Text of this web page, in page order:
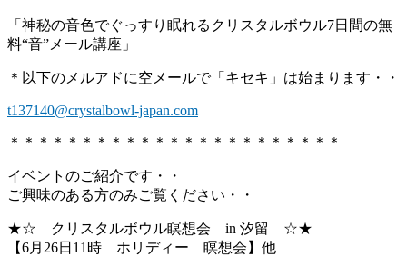
「神秘の音色でぐっすり眠れるクリスタルボウル7日間の無
料“音”メール講座」
＊以下のメルアドに空メールで「キセキ」は始まります・・
t137140@crystalbowl-japan.com
＊＊＊＊＊＊＊＊＊＊＊＊＊＊＊＊＊＊＊＊＊＊＊
イベントのご紹介です・・
ご興味のある方のみご覧ください・・
★☆ クリスタルボウル瞑想会 in 汐留 ☆★
【6月26日11時 ホリディー 瞑想会】他